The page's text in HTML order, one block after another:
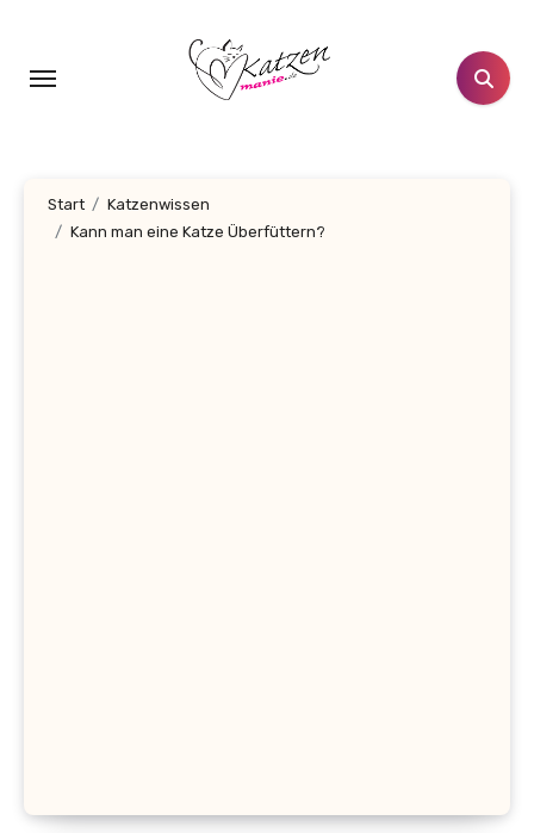
springen
Start
Katzenwissen
Kann man eine Katze Überfüttern?